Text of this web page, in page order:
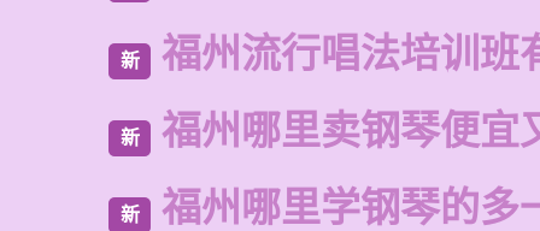
新 福州流行唱法培训班
新 福州哪里卖钢琴便宜
新 福州哪里学钢琴的多